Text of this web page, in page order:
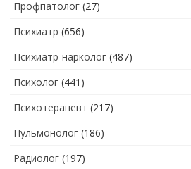
Профпатолог (27)
Психиатр (656)
Психиатр-нарколог (487)
Психолог (441)
Психотерапевт (217)
Пульмонолог (186)
Радиолог (197)